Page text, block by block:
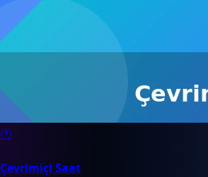
🕐
Çevrimiçi Saat